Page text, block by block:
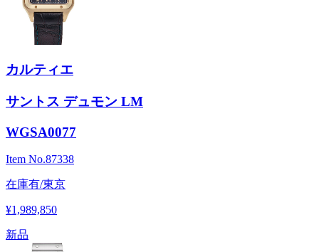
カルティエ
サントス デュモン LM
WGSA0077
Item No.87338
在庫有/東京
¥1,989,850
新品